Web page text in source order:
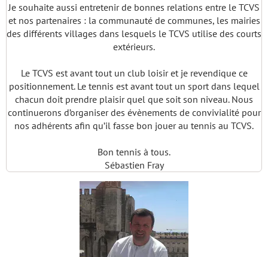
Je souhaite aussi entretenir de bonnes relations entre le TCVS
et nos partenaires : la communauté de communes, les mairies
des différents villages dans lesquels le TCVS utilise des courts
extérieurs.
Le TCVS est avant tout un club loisir et je revendique ce
positionnement. Le tennis est avant tout un sport dans lequel
chacun doit prendre plaisir quel que soit son niveau. Nous
continuerons d’organiser des évènements de convivialité pour
nos adhérents afin qu’il fasse bon jouer au tennis au TCVS.
Bon tennis à tous.
Sébastien Fray